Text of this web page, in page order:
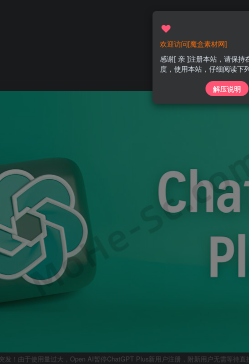
发！由于使用量过大，Open AI暂停ChatGPT Plus新用户注册，附新用户无需等待直
欢迎访问[魔盒素材网]
感谢[ 亲 ]注册本站，请保持
度，使用本站，仔细阅读下
解压说明